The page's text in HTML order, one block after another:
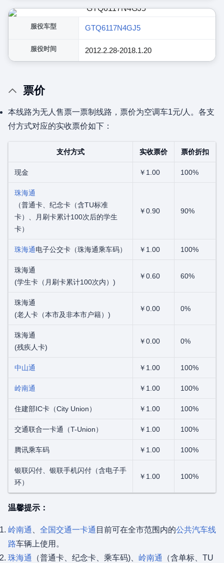
服役车型 GTQ6117N4GJ5
服役时间 2012.2.28-2018.1.20
票价
本线路为无人售票一票制线路，票价为空调车1元/人。各支
付方式对应的实收票价如下：
支付方式 实收票价 票价折扣
现金 ￥1.00 100%
珠海通
（普通卡、纪念卡（含TU标准
卡）、月刷卡累计100次后的学生
卡）
￥0.90 90%
珠海通电子公交卡（珠海通乘车码） ￥1.00 100%
珠海通
(学生卡（月刷卡累计100次内）)
￥0.60 60%
珠海通
(老人卡（本市及非本市户籍）)
￥0.00 0%
珠海通
(残疾人卡)
￥0.00 0%
中山通 ￥1.00 100%
岭南通 ￥1.00 100%
住建部IC卡（City Union） ￥1.00 100%
交通联合一卡通（T-Union） ￥1.00 100%
腾讯乘车码 ￥1.00 100%
银联闪付、银联手机闪付（含电子手
环）
￥1.00 100%
温馨提示：
岭南通 、 全国交通一卡通 目前可在全市范围内的公共汽车线
路车辆上使用。
珠海通
（普通卡、纪念卡、乘车码)、 岭南通
（含单标、TU